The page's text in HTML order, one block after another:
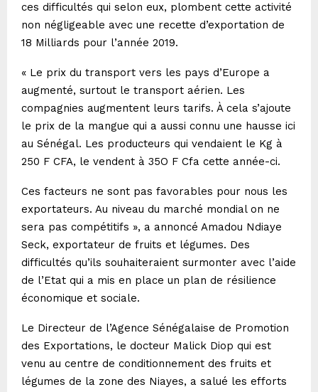
ces difficultés qui selon eux, plombent cette activité
non négligeable avec une recette d’exportation de
18 Milliards pour l’année 2019.
« Le prix du transport vers les pays d’Europe a
augmenté, surtout le transport aérien. Les
compagnies augmentent leurs tarifs. À cela s’ajoute
le prix de la mangue qui a aussi connu une hausse ici
au Sénégal. Les producteurs qui vendaient le Kg à
250 F CFA, le vendent à 35O F Cfa cette année-ci.
Ces facteurs ne sont pas favorables pour nous les
exportateurs. Au niveau du marché mondial on ne
sera pas compétitifs », a annoncé Amadou Ndiaye
Seck, exportateur de fruits et légumes. Des
difficultés qu’ils souhaiteraient surmonter avec l’aide
de l’Etat qui a mis en place un plan de résilience
économique et sociale.
Le Directeur de l’Agence Sénégalaise de Promotion
des Exportations, le docteur Malick Diop qui est
venu au centre de conditionnement des fruits et
légumes de la zone des Niayes, a salué les efforts